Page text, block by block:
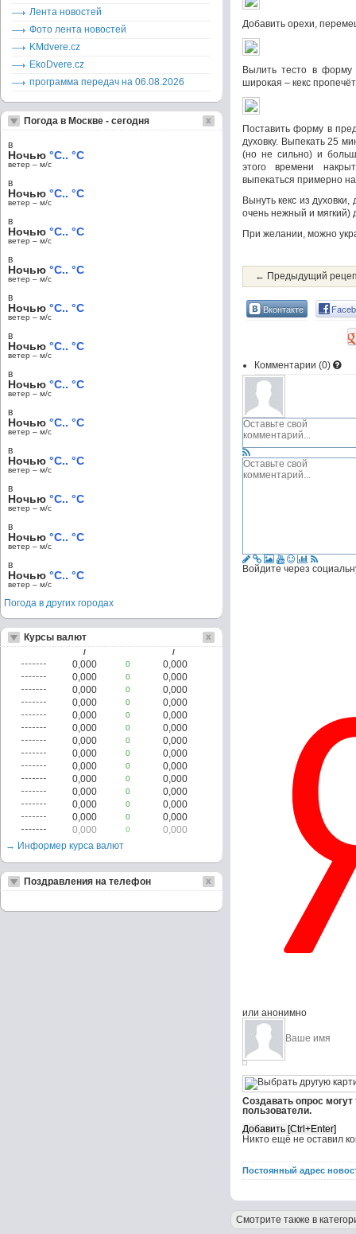
Добавить орехи,
Вылить тесто в форму
широкая – кекс
Поставить форму в
духовку. Выпекать 25
(но не сильно) и
этого времени
выпекаться примерно
Вынуть кекс из
очень нежный и мягкий)
При желании, можно
← Предыдущий
Вконтакте
Комментарии (0)
Войдите через
или анонимно
Создавать опрос
пользователи.
Никто ещё не оставил
Постоянный адрес
Смотрите также в
Лента новостей
Фото лента новостей
KMdvere.cz
EkoDvere.cz
программа передач на 06.08.2026
Погода в Москве - сегодня
в
Ночью °C.. °C
ветер – м/c
в
Ночью °C.. °C
ветер – м/c
в
Ночью °C.. °C
ветер – м/c
в
Ночью °C.. °C
ветер – м/c
в
Ночью °C.. °C
ветер – м/c
в
Ночью °C.. °C
ветер – м/c
в
Ночью °C.. °C
ветер – м/c
в
Ночью °C.. °C
ветер – м/c
в
Ночью °C.. °C
ветер – м/c
в
Ночью °C.. °C
ветер – м/c
в
Ночью °C.. °C
ветер – м/c
в
Ночью °C.. °C
ветер – м/c
Погода в других городах
Курсы валют
/ /
0,000 0
0,000
0,000
0
0,000
0,000
0
0,000
0,000
0
0,000
0,000
0
0,000
0,000
0
0,000
0,000
0
0,000
0,000
0
0,000
0,000
0
0,000
0,000
0
0,000
0,000
0
0,000
0,000
0
0,000
0,000
0
0,000
0,000
0
0,000
→ Информер курса валют
Поздравления на телефон